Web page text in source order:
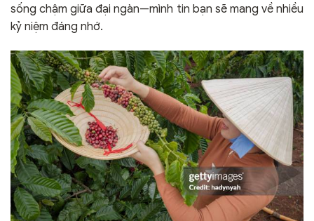
sống chậm giữa đại ngàn—mình tin bạn sẽ mang về nhiều
kỷ niệm đáng nhớ.